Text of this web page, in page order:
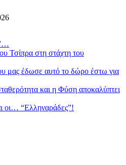
Τσίπρα στη στάχτη του
μας έδωσε αυτό το δώρο έστω για
και η Φύση αποκαλύπτει
οι… “Ελληναράδες”!